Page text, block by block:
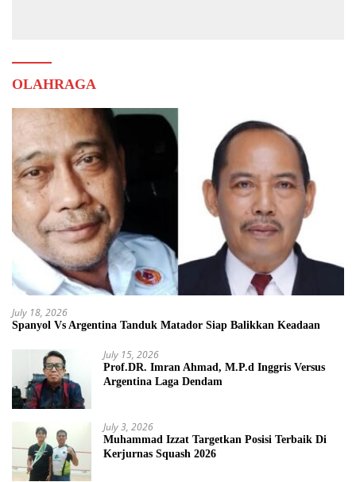
OLAHRAGA
July 18, 2026
Spanyol Vs Argentina Tanduk Matador Siap Balikkan Keadaan
July 15, 2026
Prof.DR. Imran Ahmad, M.P.d Inggris Versus
Argentina Laga Dendam
July 3, 2026
Muhammad Izzat Targetkan Posisi Terbaik Di
Kerjurnas Squash 2026